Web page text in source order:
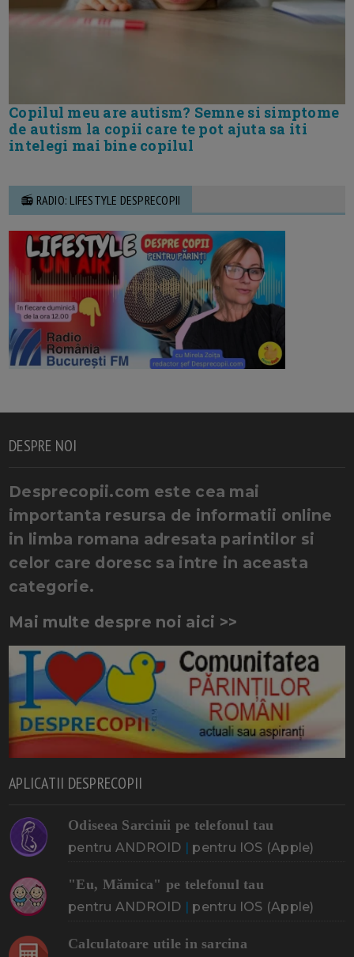
Copilul meu are autism? Semne si simptome
de autism la copii care te pot ajuta sa iti
intelegi mai bine copilul
📻 RADIO: LIFESTYLE DESPRECOPII
DESPRE NOI
Desprecopii.com este cea mai
importanta resursa de informatii online
in limba romana adresata parintilor si
celor care doresc sa intre in aceasta
categorie.
Mai multe despre noi aici >>
APLICATII DESPRECOPII
Odiseea Sarcinii pe telefonul tau
pentru ANDROID | pentru IOS (Apple)
"Eu, Mămica" pe telefonul tau
pentru ANDROID | pentru IOS (Apple)
Calculatoare utile in sarcina